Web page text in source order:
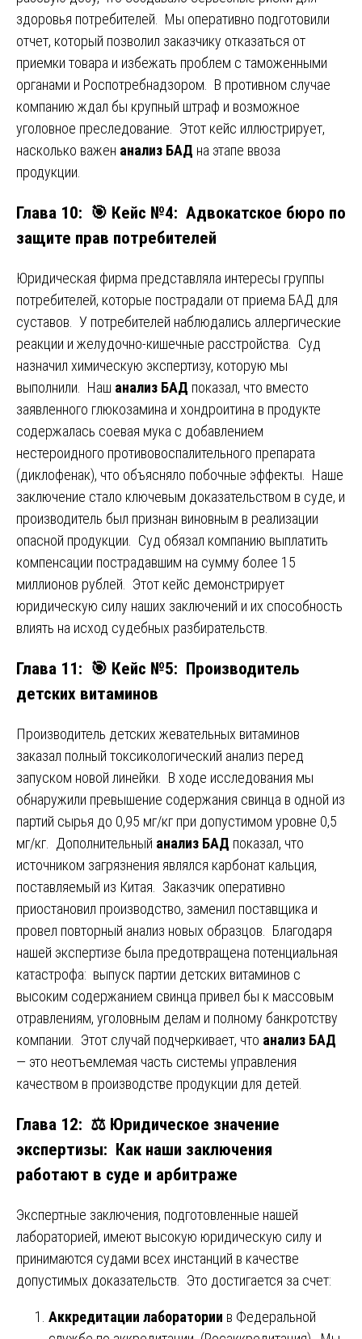
здоровья потребителей. Мы оперативно подготовили
отчет, который позволил заказчику отказаться от
приемки товара и избежать проблем с таможенными
органами и Роспотребнадзором. В противном случае
компанию ждал бы крупный штраф и возможное
уголовное преследование. Этот кейс иллюстрирует,
насколько важен анализ БАД на этапе ввоза
продукции.
Глава 10: 🎯 Кейс №4: Адвокатское бюро по
защите прав потребителей
Юридическая фирма представляла интересы группы
потребителей, которые пострадали от приема БАД для
суставов. У потребителей наблюдались аллергические
реакции и желудочно-кишечные расстройства. Суд
назначил химическую экспертизу, которую мы
выполнили. Наш анализ БАД показал, что вместо
заявленного глюкозамина и хондроитина в продукте
содержалась соевая мука с добавлением
нестероидного противовоспалительного препарата
(диклофенак), что объясняло побочные эффекты. Наше
заключение стало ключевым доказательством в суде, и
производитель был признан виновным в реализации
опасной продукции. Суд обязал компанию выплатить
компенсации пострадавшим на сумму более 15
миллионов рублей. Этот кейс демонстрирует
юридическую силу наших заключений и их способность
влиять на исход судебных разбирательств.
Глава 11: 🎯 Кейс №5: Производитель
детских витаминов
Производитель детских жевательных витаминов
заказал полный токсикологический анализ перед
запуском новой линейки. В ходе исследования мы
обнаружили превышение содержания свинца в одной из
партий сырья до 0,95 мг/кг при допустимом уровне 0,5
мг/кг. Дополнительный анализ БАД показал, что
источником загрязнения являлся карбонат кальция,
поставляемый из Китая. Заказчик оперативно
приостановил производство, заменил поставщика и
провел повторный анализ новых образцов. Благодаря
нашей экспертизе была предотвращена потенциальная
катастрофа: выпуск партии детских витаминов с
высоким содержанием свинца привел бы к массовым
отравлениям, уголовным делам и полному банкротству
компании. Этот случай подчеркивает, что анализ БАД
— это неотъемлемая часть системы управления
качеством в производстве продукции для детей.
Глава 12: ⚖️ Юридическое значение
экспертизы: Как наши заключения
работают в суде и арбитраже
Экспертные заключения, подготовленные нашей
лабораторией, имеют высокую юридическую силу и
принимаются судами всех инстанций в качестве
допустимых доказательств. Это достигается за счет:
Аккредитации лаборатории в Федеральной